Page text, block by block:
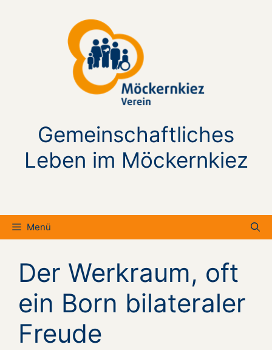
Gemeinschaftliches
Leben im Möckernkiez
Menü
Der Werkraum, oft
ein Born bilateraler
Freude